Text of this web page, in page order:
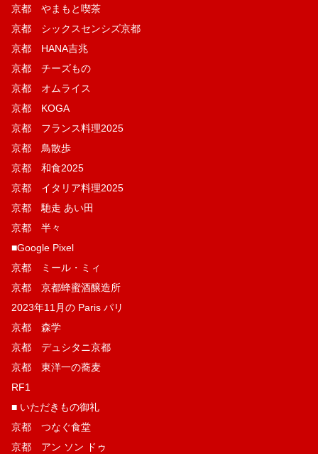
京都 やまもと喫茶
京都 シックスセンシズ京都
京都 HANA吉兆
京都 チーズもの
京都 オムライス
京都 KOGA
京都 フランス料理2025
京都 鳥散歩
京都 和食2025
京都 イタリア料理2025
京都 馳走 あい田
京都 半々
■Google Pixel
京都 ミール・ミィ
京都 京都蜂蜜酒醸造所
2023年11月の Paris パリ
京都 森学
京都 デュシタニ京都
京都 東洋一の蕎麦
RF1
■ いただきもの御礼
京都 つなぐ食堂
京都 アン ソン ドゥ